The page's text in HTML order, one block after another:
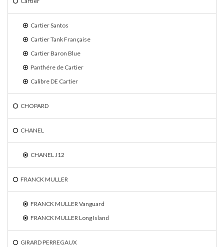
Cartier Santos
Cartier Tank Française
Cartier Baron Blue
Panthére de Cartier
Calibre DE Cartier
CHOPARD
CHANEL
CHANEL J12
FRANCK MULLER
FRANCK MULLER Vanguard
FRANCK MULLER Long Island
GIRARD PERREGAUX